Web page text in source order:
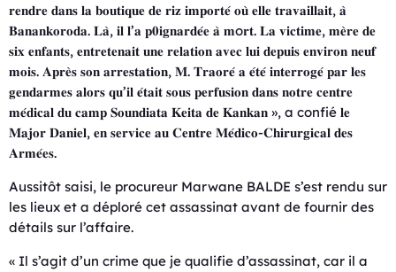
𝐫𝐞𝐧𝐝𝐫𝐞 𝐝𝐚𝐧𝐬 𝐥𝐚 𝐛𝐨𝐮𝐭𝐢𝐪𝐮𝐞 𝐝𝐞 𝐫𝐢𝐳 𝐢𝐦𝐩𝐨𝐫𝐭𝐞́ 𝐨𝐮̀ 𝐞𝐥𝐥𝐞 𝐭𝐫𝐚𝐯𝐚𝐢𝐥𝐥𝐚𝐢𝐭, 𝐚̀
𝐁𝐚𝐧𝐚𝐧𝐤𝐨𝐫𝐨𝐝𝐚. 𝐋𝐚̀, 𝐢𝐥 𝐥’𝐚 𝐩𝟎𝐢𝐠𝐧𝐚𝐫𝐝𝐞́𝐞 𝐚̀ 𝐦o𝐫𝐭. 𝐋𝐚 𝐯𝐢𝐜𝐭𝐢𝐦𝐞, 𝐦𝐞̀𝐫𝐞 𝐝𝐞
𝐬𝐢𝐱 𝐞𝐧𝐟𝐚𝐧𝐭𝐬, 𝐞𝐧𝐭𝐫𝐞𝐭𝐞𝐧𝐚𝐢𝐭 𝐮𝐧𝐞 𝐫𝐞𝐥𝐚𝐭𝐢𝐨𝐧 𝐚𝐯𝐞𝐜 𝐥𝐮𝐢 𝐝𝐞𝐩𝐮𝐢𝐬 𝐞𝐧𝐯𝐢𝐫𝐨𝐧 𝐧𝐞𝐮𝐟
𝐦𝐨𝐢𝐬. 𝐀𝐩𝐫𝐞̀𝐬 𝐬𝐨𝐧 𝐚𝐫𝐫𝐞𝐬𝐭𝐚𝐭𝐢𝐨𝐧, 𝐌. 𝐓𝐫𝐚𝐨𝐫𝐞́ 𝐚 𝐞́𝐭𝐞́ 𝐢𝐧𝐭𝐞𝐫𝐫𝐨𝐠𝐞́ 𝐩𝐚𝐫 𝐥𝐞𝐬
𝐠𝐞𝐧𝐝𝐚𝐫𝐦𝐞𝐬 𝐚𝐥𝐨𝐫𝐬 𝐪𝐮’𝐢𝐥 𝐞́𝐭𝐚𝐢𝐭 𝐬𝐨𝐮𝐬 𝐩𝐞𝐫𝐟𝐮𝐬𝐢𝐨𝐧 𝐝𝐚𝐧𝐬 𝐧𝐨𝐭𝐫𝐞 𝐜𝐞𝐧𝐭𝐫𝐞
𝐦𝐞́𝐝𝐢𝐜𝐚𝐥 𝐝𝐮 𝐜𝐚𝐦𝐩 𝐒𝐨𝐮𝐧𝐝𝐢𝐚𝐭𝐚 𝐊𝐞𝐢𝐭𝐚 𝐝𝐞 𝐊𝐚𝐧𝐤𝐚𝐧 », a confié 𝐥𝐞
𝐌𝐚𝐣𝐨𝐫 𝐃𝐚𝐧𝐢𝐞𝐥, 𝐞𝐧 𝐬𝐞𝐫𝐯𝐢𝐜𝐞 𝐚𝐮 𝐂𝐞𝐧𝐭𝐫𝐞 𝐌𝐞́𝐝𝐢𝐜𝐨-𝐂𝐡𝐢𝐫𝐮𝐫𝐠𝐢𝐜𝐚𝐥 𝐝𝐞𝐬
𝐀𝐫𝐦𝐞́𝐞𝐬.
Aussitôt saisi, le procureur Marwane BALDE s’est rendu sur
les lieux et a déploré cet assassinat avant de fournir des
détails sur l’affaire.
« Il s’agit d’un crime que je qualifie d’assassinat, car il a